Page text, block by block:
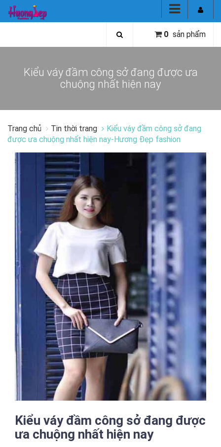
0 sản phẩm
Kiểu váy đầm công sở đang được ưa
chuộng nhất hiện nay
Trang chủ Tin thời trang
Kiểu váy đầm công sở đang
được ưa chuộng nhất hiện nay-Hương Đẹp fashion
Kiểu váy đầm công sở đang được
ưa chuộng nhất hiện nay